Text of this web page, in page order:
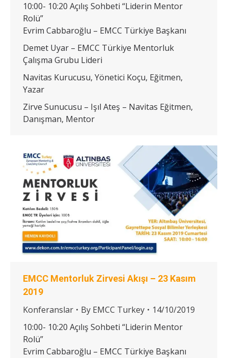
10:00- 10:20 Açılış Sohbeti “Liderin Mentor
Rolü”
Evrim Cabbaroğlu – EMCC Türkiye Başkanı
Demet Uyar – EMCC Türkiye Mentorluk
Çalışma Grubu Lideri
Navitas Kurucusu, Yönetici Koçu, Eğitmen,
Yazar
Zirve Sunucusu – Işıl Ateş – Navitas Eğitmen,
Danışman, Mentor
EMCC Mentorluk Zirvesi Akışı – 23 Kasım
2019
Konferanslar By EMCC Turkey
14/10/2019
10:00- 10:20 Açılış Sohbeti “Liderin Mentor
Rolü”
Evrim Cabbaroğlu – EMCC Türkiye Başkanı